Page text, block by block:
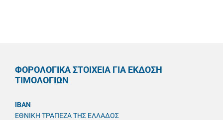
ΦΟΡΟΛΟΓΙΚΑ ΣΤΟΙΧΕΙΑ ΓΙΑ ΕΚΔΟΣΗ
ΤΙΜΟΛΟΓΙΩΝ
IBAN
ΕΘΝΙΚΗ ΤΡΑΠΕΖΑ ΤΗΣ ΕΛΛΑΔΟΣ